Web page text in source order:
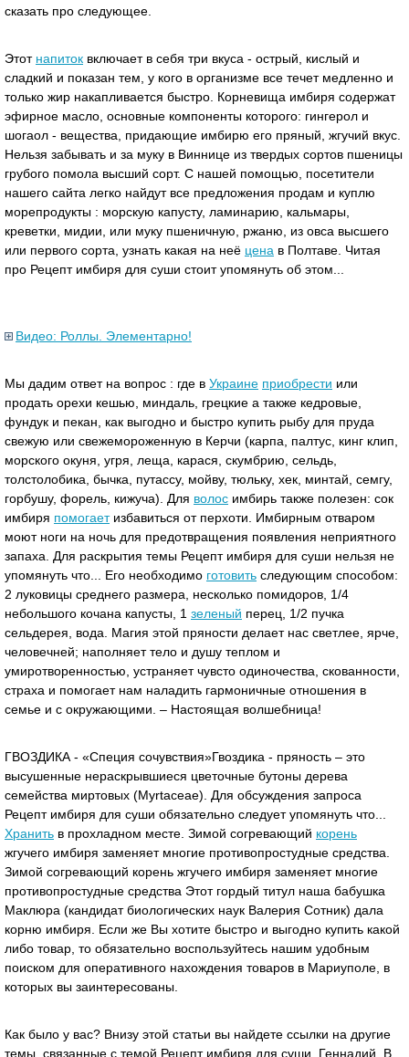
сказать про следующее.
Этот напиток включает в себя три вкуса - острый, кислый и
сладкий и показан тем, у кого в организме все течет медленно и
только жир накапливается быстро. Корневища имбиря содержат
эфирное масло, основные компоненты которого: гингерол и
шогаол - вещества, придающие имбирю его пряный, жгучий вкус.
Нельзя забывать и за муку в Виннице из твердых сортов пшеницы
грубого помола высший сорт. С нашей помощью, посетители
нашего сайта легко найдут все предложения продам и куплю
морепродукты : морскую капусту, ламинарию, кальмары,
креветки, мидии, или муку пшеничную, ржаню, из овса высшего
или первого сорта, узнать какая на неё цена в Полтаве. Читая
про Рецепт имбиря для суши стоит упомянуть об этом...
Видео: Роллы. Элементарно!
Мы дадим ответ на вопрос : где в Украине приобрести или
продать орехи кешью, миндаль, грецкие а также кедровые,
фундук и пекан, как выгодно и быстро купить рыбу для пруда
свежую или свежемороженную в Керчи (карпа, палтус, кинг клип,
морского окуня, угря, леща, карася, скумбрию, сельдь,
толстолобика, бычка, путассу, мойву, тюльку, хек, минтай, семгу,
горбушу, форель, кижуча). Для волос имбирь также полезен: сок
имбиря помогаетизбавиться от перхоти. Имбирным отваром
моют ноги на ночь для предотвращения появления неприятного
запаха. Для раскрытия темы Рецепт имбиря для суши нельзя не
упомянуть что... Его необходимо готовить следующим способом:
2 луковицы среднего размера, несколько помидоров, 1/4
небольшого кочана капусты, 1 зеленый перец, 1/2 пучка
сельдерея, вода. Магия этой пряности делает нас светлее, ярче,
человечней; наполняет тело и душу теплом и
умиротворенностью, устраняет чувсто одиночества, скованности,
страха и помогает нам наладить гармоничные отношения в
семье и с окружающими. – Настоящая волшебница!
ГВОЗДИКА - «Специя сочувствия»Гвоздика - пряность – это
высушенные нераскрывшиеся цветочные бутоны дерева
семейства миртовых (Myrtaceae). Для обсуждения запроса
Рецепт имбиря для суши обязательно следует упомянуть что...
Хранить в прохладном месте. Зимой согревающий корень
жгучего имбиря заменяет многие противопростудные средства.
Зимой согревающий корень жгучего имбиря заменяет многие
противопростудные средства Этот гордый титул наша бабушка
Маклюра (кандидат биологических наук Валерия Сотник) дала
корню имбиря. Если же Вы хотите быстро и выгодно купить какой
либо товар, то обязательно воспользуйтесь нашим удобным
поиском для оперативного нахождения товаров в Мариуполе, в
которых вы заинтересованы.
Как было у вас? Внизу этой статьи вы найдете ссылки на другие
темы, связанные с темой Рецепт имбиря для суши. Геннадий. В